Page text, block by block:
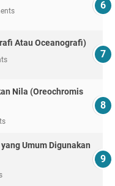
Atau Oceanografi)
Nila (Oreochromis
Umum Digunakan